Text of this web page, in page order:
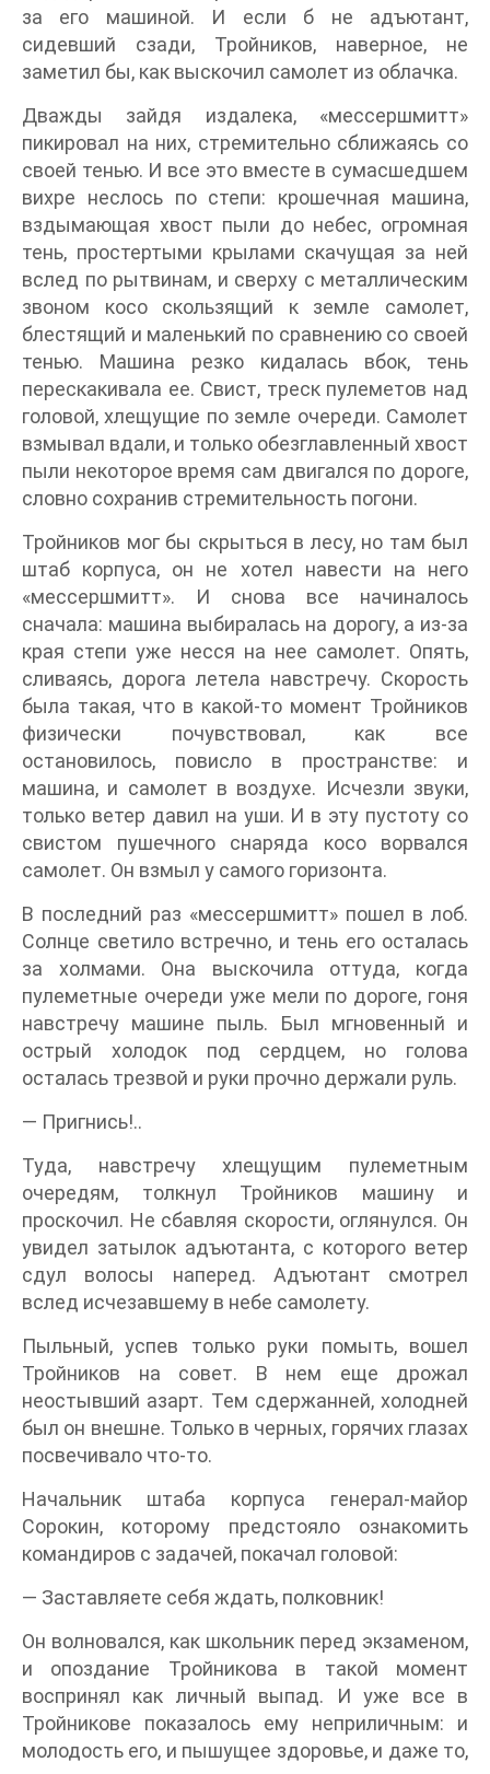
за его машиной. И если б не адъютант,
сидевший сзади, Тройников, наверное, не
заметил бы, как выскочил самолет из облачка.
Дважды зайдя издалека, «мессершмитт»
пикировал на них, стремительно сближаясь со
своей тенью. И все это вместе в сумасшедшем
вихре неслось по степи: крошечная машина,
вздымающая хвост пыли до небес, огромная
тень, простертыми крылами скачущая за ней
вслед по рытвинам, и сверху с металлическим
звоном косо скользящий к земле самолет,
блестящий и маленький по сравнению со своей
тенью. Машина резко кидалась вбок, тень
перескакивала ее. Свист, треск пулеметов над
головой, хлещущие по земле очереди. Самолет
взмывал вдали, и только обезглавленный хвост
пыли некоторое время сам двигался по дороге,
словно сохранив стремительность погони.
Тройников мог бы скрыться в лесу, но там был
штаб корпуса, он не хотел навести на него
«мессершмитт». И снова все начиналось
сначала: машина выбиралась на дорогу, а из-за
края степи уже несся на нее самолет. Опять,
сливаясь, дорога летела навстречу. Скорость
была такая, что в какой-то момент Тройников
физически почувствовал, как все
остановилось, повисло в пространстве: и
машина, и самолет в воздухе. Исчезли звуки,
только ветер давил на уши. И в эту пустоту со
свистом пушечного снаряда косо ворвался
самолет. Он взмыл у самого горизонта.
В последний раз «мессершмитт» пошел в лоб.
Солнце светило встречно, и тень его осталась
за холмами. Она выскочила оттуда, когда
пулеметные очереди уже мели по дороге, гоня
навстречу машине пыль. Был мгновенный и
острый холодок под сердцем, но голова
осталась трезвой и руки прочно держали руль.
— Пригнись!..
Туда, навстречу хлещущим пулеметным
очередям, толкнул Тройников машину и
проскочил. Не сбавляя скорости, оглянулся. Он
увидел затылок адъютанта, с которого ветер
сдул волосы наперед. Адъютант смотрел
вслед исчезавшему в небе самолету.
Пыльный, успев только руки помыть, вошел
Тройников на совет. В нем еще дрожал
неостывший азарт. Тем сдержанней, холодней
был он внешне. Только в черных, горячих глазах
посвечивало что-то.
Начальник штаба корпуса генерал-майор
Сорокин, которому предстояло ознакомить
командиров с задачей, покачал головой:
— Заставляете себя ждать, полковник!
Он волновался, как школьник перед экзаменом,
и опоздание Тройникова в такой момент
воспринял как личный выпад. И уже все в
Тройникове показалось ему неприличным: и
молодость его, и пышущее здоровье, и даже то,